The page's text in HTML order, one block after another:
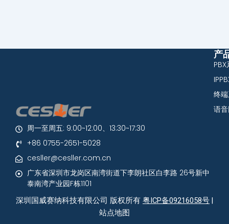
周一至周五: 9:00~12:00、13:30~17:30
+86 0755-2651-5028
cesller@cesller.com.cn
广东省深圳市龙岗区南湾街道下李朗社区白李路 26号新中
泰南湾产业园F栋1101
产
终
语
深圳国威赛纳科技有限公司 版权所有 粤ICP备09216058号 |
站点地图